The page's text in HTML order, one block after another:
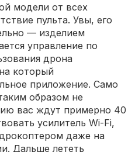
модели от всех
пульта. Увы, его
— изделием
управление по
дрона
который
приложение. Само
образом не
вас ждут примерно 40
усилитель Wi-Fi,
даже на
Дальше лететь